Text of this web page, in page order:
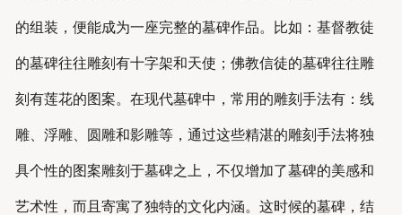
的组装，便能成为一座完整的墓碑作品。比如：基督教徒
的墓碑往往雕刻有十字架和天使；佛教信徒的墓碑往往雕
刻有莲花的图案。在现代墓碑中，常用的雕刻手法有：线
雕、浮雕、圆雕和影雕等，通过这些精湛的雕刻手法将独
具个性的图案雕刻于墓碑之上，不仅增加了墓碑的美感和
艺术性，而且寄寓了独特的文化内涵。这时候的墓碑，结